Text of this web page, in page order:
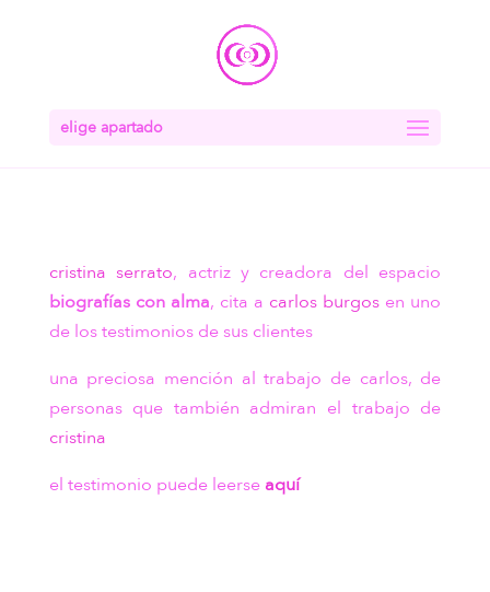
elige apartado
cristina serrato, actriz y creadora del espacio
biografías con alma, cita a carlos burgos en uno
de los testimonios de sus clientes
una preciosa mención al trabajo de carlos, de
personas que también admiran el trabajo de
cristina
el testimonio puede leerse aquí